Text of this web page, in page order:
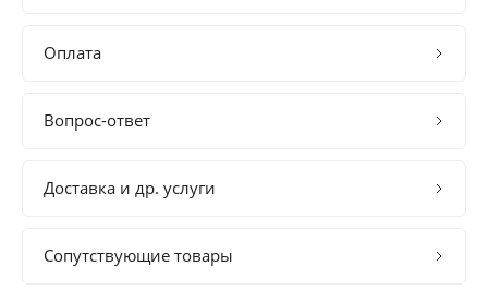
Оплата
Вопрос-ответ
Доставка и др. услуги
Сопутствующие товары